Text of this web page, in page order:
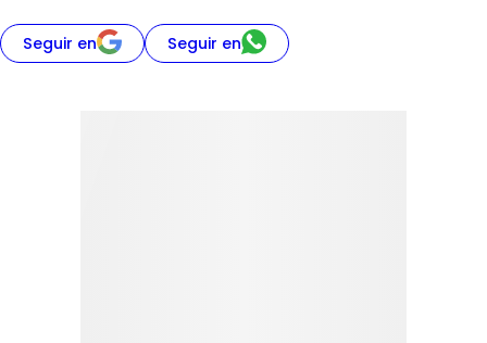
Seguir en Seguir en